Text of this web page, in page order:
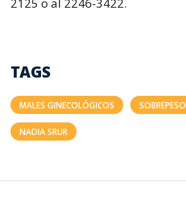
TAGS
MALES GINECOLÓGICOS SOBREPESO
NADIA SRUR